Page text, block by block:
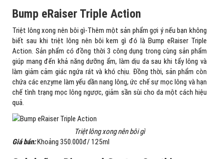
Bump eRaiser Triple Action
Triệt lông xong nên bôi gì-Thêm một sản phẩm gợi ý nếu bạn không
biết sau khi triệt lông nên bôi kem gì đó là Bump eRaiser Triple
Action. Sản phẩm có đồng thời 3 công dụng trong cùng sản phẩm
giúp mang đến khả năng dưỡng ẩm, làm dịu da sau khi tẩy lông và
làm giảm cảm giác ngứa rát và khó chịu. Đồng thời, sản phẩm còn
chứa các enzyme làm yếu dần nang lông, ức chế sự mọc lông và hạn
chế tình trạng mọc lông ngược, giảm sần sùi cho da một cách hiệu
quả.
Triệt lông xong nên bôi gì
Giá bán:Khoảng 350.000đ/ 125ml